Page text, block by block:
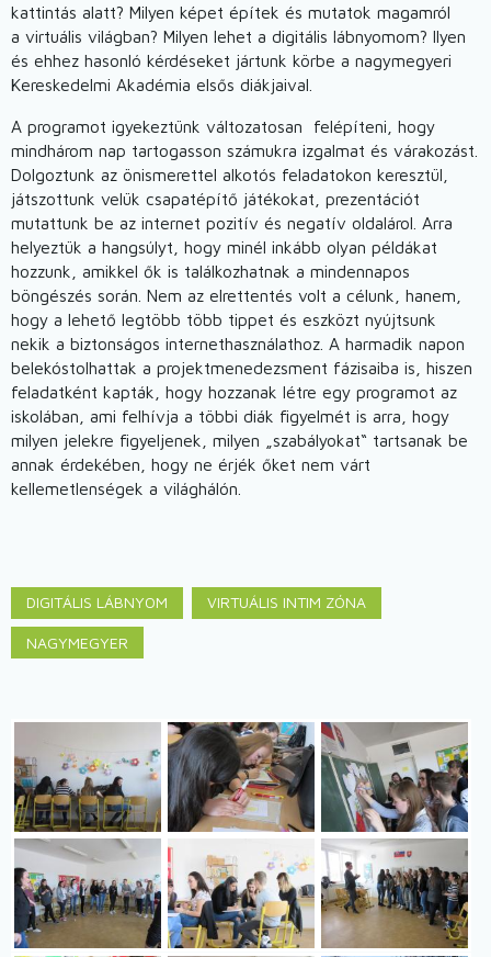
kattintás alatt? Milyen képet építek és mutatok magamról
a virtuális világban? Milyen lehet a digitális lábnyomom? Ilyen
és ehhez hasonló kérdéseket jártunk körbe a nagymegyeri
Kereskedelmi Akadémia elsős diákjaival.
A programot igyekeztünk változatosan felépíteni, hogy
mindhárom nap tartogasson számukra izgalmat és várakozást.
Dolgoztunk az önismerettel alkotós feladatokon keresztül,
játszottunk velük csapatépítő játékokat, prezentációt
mutattunk be az internet pozitív és negatív oldalárol. Arra
helyeztük a hangsúlyt, hogy minél inkább olyan példákat
hozzunk, amikkel ők is találkozhatnak a mindennapos
böngészés során. Nem az elrettentés volt a célunk, hanem,
hogy a lehető legtöbb több tippet és eszközt nyújtsunk
nekik a biztonságos internethasználathoz. A harmadik napon
belekóstolhattak a projektmenedezsment fázisaiba is, hiszen
feladatként kapták, hogy hozzanak létre egy programot az
iskolában, ami felhívja a többi diák figyelmét is arra, hogy
milyen jelekre figyeljenek, milyen „szabályokat“ tartsanak be
annak érdekében, hogy ne érjék őket nem várt
kellemetlenségek a világhálón.
DIGITÁLIS LÁBNYOM VIRTUÁLIS INTIM ZÓNA
NAGYMEGYER